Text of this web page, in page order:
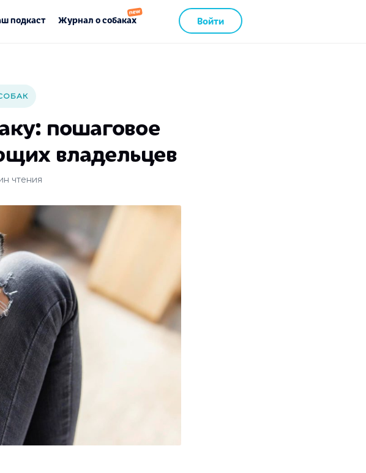
подкаст Журнал о собаках Войти
пошаговое
владельцев
чтения